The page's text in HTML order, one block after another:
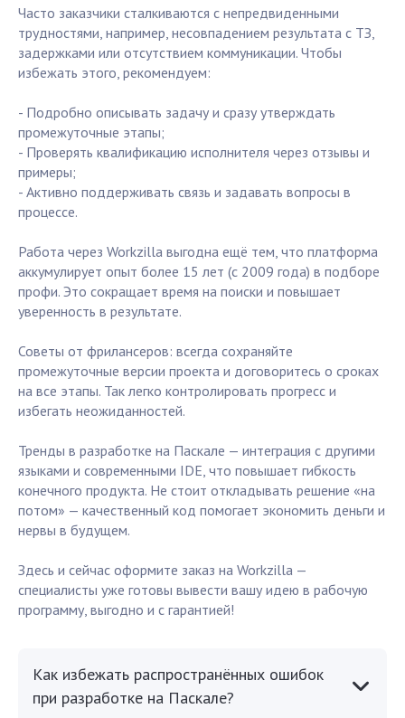
Часто заказчики сталкиваются с непредвиденными
трудностями, например, несовпадением результата с ТЗ,
задержками или отсутствием коммуникации. Чтобы
избежать этого, рекомендуем:
- Подробно описывать задачу и сразу утверждать
промежуточные этапы;
- Проверять квалификацию исполнителя через отзывы и
примеры;
- Активно поддерживать связь и задавать вопросы в
процессе.
Работа через Workzilla выгодна ещё тем, что платформа
аккумулирует опыт более 15 лет (с 2009 года) в подборе
профи. Это сокращает время на поиски и повышает
уверенность в результате.
Советы от фрилансеров: всегда сохраняйте
промежуточные версии проекта и договоритесь о сроках
на все этапы. Так легко контролировать прогресс и
избегать неожиданностей.
Тренды в разработке на Паскале — интеграция с другими
языками и современными IDE, что повышает гибкость
конечного продукта. Не стоит откладывать решение «на
потом» — качественный код помогает экономить деньги и
нервы в будущем.
Здесь и сейчас оформите заказ на Workzilla —
специалисты уже готовы вывести вашу идею в рабочую
программу, выгодно и с гарантией!
Как избежать распространённых ошибок
при разработке на Паскале?